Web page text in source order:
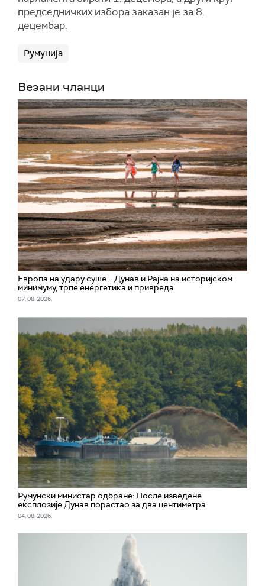
председничких избора заказан је за 8.
децембар.
Румунија
Везани чланци
Европа на удару суше – Дунав и Рајна на историјском
минимуму, трпе енергетика и привреда
07. 08. 2026.
Румунски министар одбране: После изведене
експлозије Дунав порастао за два центиметра
04. 08. 2026.